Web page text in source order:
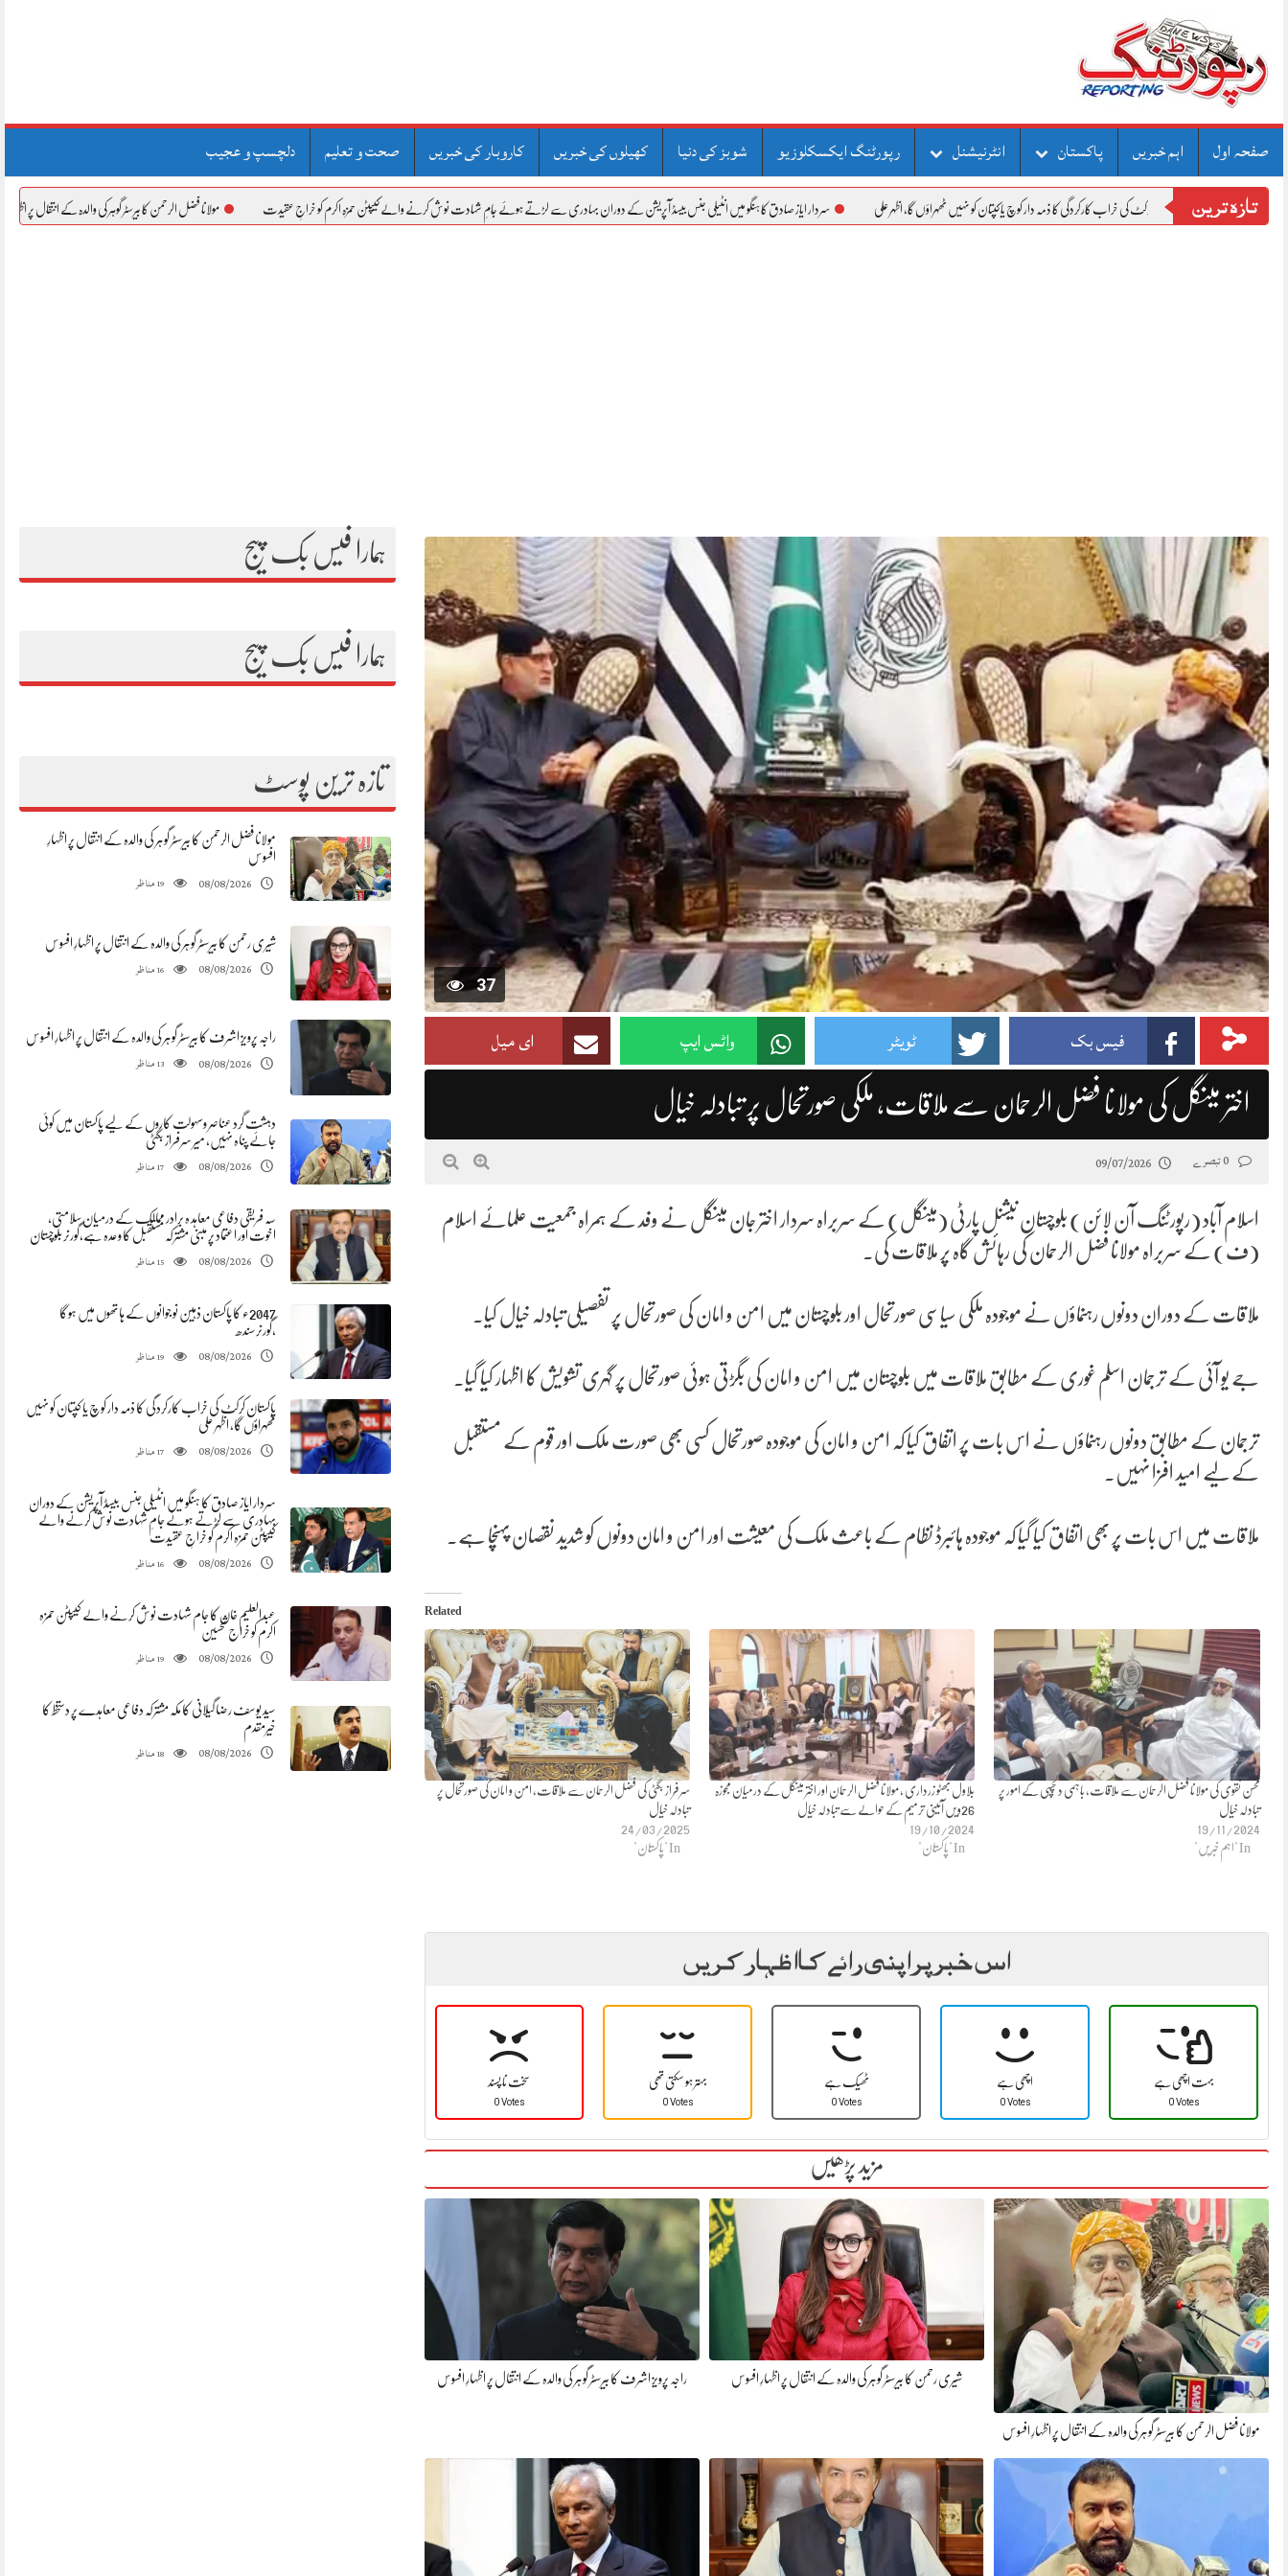
صفحہ اول اہم خبریں پاکستان انٹرنیشنل رپورٹنگ ایکسکلوزیو شوبز کی دنیا کھیلوں کی خبریں کاروبار کی خبریں صحت و تعلیم دلچسپ و عجیب
تازہ ترین
پاکستان کرکٹ کی خراب کارکردگی کا ذمہ دار کوچ یا کپتان کو نہیں ٹھہراؤں گا، اظہر علی سردار ایاز صادق کا ہنگو میں انٹیلی جنس بیسڈ آپریشن کے دوران بہادری سے لڑتے ہوئے جامِ شہادت نوش کرنے والے کیپٹن حمزہ اکرم کو خراجِ عقیدت مولانا فضل الرحمن کا بیرسٹر گوہر کی والدہ کے انتقال پر اظہارِ افسوس
ہمارا فیس بک پیج
ہمارا فیس بک پیج
تازہ ترین پوسٹ
مولانا فضل الرحمن کا بیرسٹر گوہر کی والدہ کے انتقال پر اظہارِ
افسوس
08/08/2026
19مناظر
شیری رحمن کا بیرسٹر گوہر کی والدہ کے انتقال پر اظہارِ افسوس
08/08/2026
16مناظر
راجہ پرویز اشرف کا بیرسٹر گوہر کی والدہ کے انتقال پر اظہارِ افسوس
08/08/2026
13مناظر
دہشت گرد عناصر وسہولت کاروں کے لیے پاکستان میں کوئی
جائے پناہ نہیں، میر سرفراز بگٹی
08/08/2026
17مناظر
سہ فریقی دفاعی معاہد ہ برادر ممالک کے درمیان سلامتی،
اخوت اور اعتماد پر مبنی مشترکہ مستقبل کا وعدہ ہے،گورنر بلوچستان
08/08/2026
15مناظر
2047ء کا پاکستان ذہین نوجوانوں کے ہاتھوں میں ہوگا
،گورنرسندھ
08/08/2026
19مناظر
پاکستان کرکٹ کی خراب کارکردگی کا ذمہ دار کوچ یا کپتان کو نہیں
ٹھہراؤں گا، اظہر علی
08/08/2026
17مناظر
سردار ایاز صادق کا ہنگو میں انٹیلی جنس بیسڈ آپریشن کے دوران
بہادری سے لڑتے ہوئے جامِ شہادت نوش کرنے والے
کیپٹن حمزہ اکرم کو خراجِ عقیدت
08/08/2026
16مناظر
عبدالعلیم خان کا جام شہادت نوش کرنے والے کیپٹن حمزہ
اکرم کو خراج تحسین
08/08/2026
19مناظر
سید یوسف رضا گیلانی کا مکہ مشترکہ دفاعی معاہدے پر دستخط کا
خیرمقدم
08/08/2026
18مناظر
37
فیس بک ٹویٹر واٹس ایپ ای میل
اختر مینگل کی مولانا فضل الرحمان سے ملاقات، ملکی صورتحال پر تبادلہ خیال
09/07/2026
اسلام آباد (رپورٹنگ آن لائن) بلوچستان نیشنل پارٹی (مینگل) کے سربراہ سردار اختر جان مینگل نے وفد کے ہمراہ جمعیت علمائے اسلام
(ف) کے سربراہ مولانا فضل الرحمان کی رہائش گاہ پر ملاقات کی۔
ملاقات کے دوران دونوں رہنماؤں نے موجودہ ملکی سیاسی صورتحال اور بلوچستان میں امن و امان کی صورتحال پر تفصیلی تبادلہ خیال کیا۔
جے یو آئی کے ترجمان اسلم غوری کے مطابق ملاقات میں بلوچستان میں امن و امان کی بگڑتی ہوئی صورتحال پر گہری تشویش کا اظہار کیا گیا۔
ترجمان کے مطابق دونوں رہنماؤں نے اس بات پر اتفاق کیا کہ امن و امان کی موجودہ صورتحال کسی بھی صورت ملک اور قوم کے مستقبل
کے لیے امید افزا نہیں۔
ملاقات میں اس بات پر بھی اتفاق کیا گیا کہ موجودہ ہائبرڈ نظام کے باعث ملک کی معیشت اور امن و امان دونوں کو شدید نقصان پہنچا ہے۔
Related
سرفراز بگٹی کی فضل الرحمان سے ملاقات، امن و امان کی صورتحال پر
تبادلہ خیال
24/03/2025
In "پاکستان"
بلاول بھٹو زرداری ، مولانا فضل الرحمان اور اختر مینگل کے درمیان مجوزہ
26ویں آئینی ترمیم کے حوالے سے تبادلہ خیال
19/10/2024
In "پاکستان"
محسن نقوی کی مولانا فضل الرحمان سے ملاقات، باہمی دلچسپی کے امور پر
تبادلہ خیال
19/11/2024
In "اہم خبریں"
اس خبر پر اپنی رائے کا اظہار کریں
سخت نا پسند
0 Votes
بہتر ہو سکتی تھی
0 Votes
ٹھیک ہے
0 Votes
اچھی ہے
0 Votes
بہت اچھی ہے
0 Votes
مزید پڑھیں
مولانا فضل الرحمن کا بیرسٹر گوہر کی والدہ کے انتقال پر اظہارِ افسوس
شیری رحمن کا بیرسٹر گوہر کی والدہ کے انتقال پر اظہارِ افسوس راجہ پرویز اشرف کا بیرسٹر گوہر کی والدہ کے انتقال پر اظہارِ افسوس